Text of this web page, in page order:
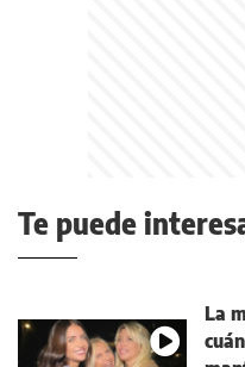
Te puede
La